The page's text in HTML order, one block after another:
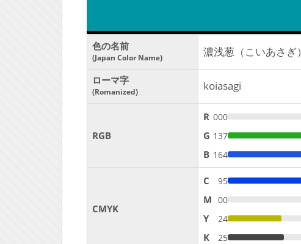
色の名前
Japan Color Name 濃浅葱（こいあさぎ）
ローマ字
Romanized koiasagi
RGB
R 000
G 137
B 164
CMYK
C 95
M 00
Y 24
K 25